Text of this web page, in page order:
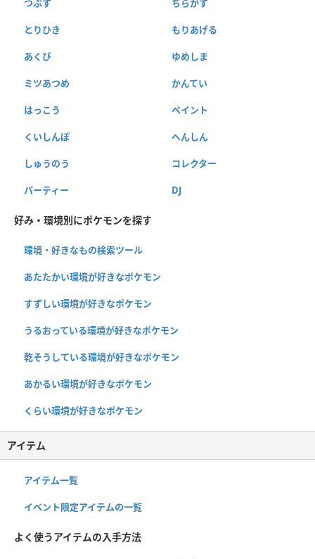
つぶす ちらかす
とりひき もりあげる
あくび ゆめしま
ミツあつめ かんてい
はっこう ペイント
くいしんぼ へんしん
しゅうのう コレクター
パーティー DJ
好み・環境別にポケモンを探す
環境・好きなもの検索ツール
あたたかい環境が好きなポケモン
すずしい環境が好きなポケモン
うるおっている環境が好きなポケモン
乾そうしている環境が好きなポケモン
あかるい環境が好きなポケモン
くらい環境が好きなポケモン
アイテム
アイテム一覧
イベント限定アイテムの一覧
よく使うアイテムの入手方法